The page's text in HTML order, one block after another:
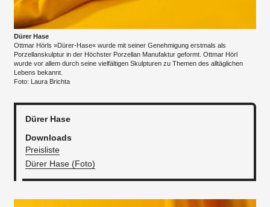
Dürer Hase
Ottmar Hörls »Dürer-Hase« wurde mit seiner Genehmigung erstmals als
Porzellanskulptur in der Höchster Porzellan Manufaktur geformt. Ottmar Hörl
wurde vor allem durch seine vielfältigen Skulpturen zu Themen des alltäglichen
Lebens bekannt.
Foto: Laura Brichta
Dürer Hase
Downloads
Preisliste
Dürer Hase (Foto)